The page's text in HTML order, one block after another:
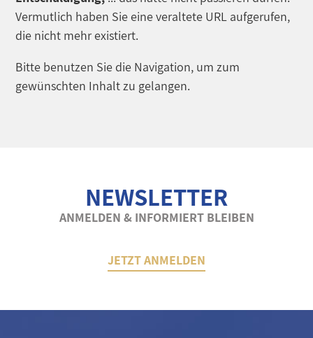
Vermutlich haben Sie eine veraltete URL aufgerufen,
die nicht mehr existiert.
Bitte benutzen Sie die Navigation, um zum
gewünschten Inhalt zu gelangen.
NEWSLETTER
ANMELDEN & INFORMIERT BLEIBEN
JETZT ANMELDEN